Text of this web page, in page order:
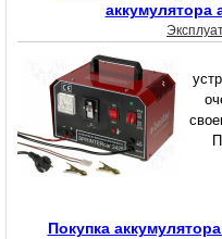
аккумулятора
Покупка